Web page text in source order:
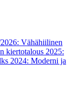
Vähähiilinen
kiertotalous 2025:
2024: Moderni ja